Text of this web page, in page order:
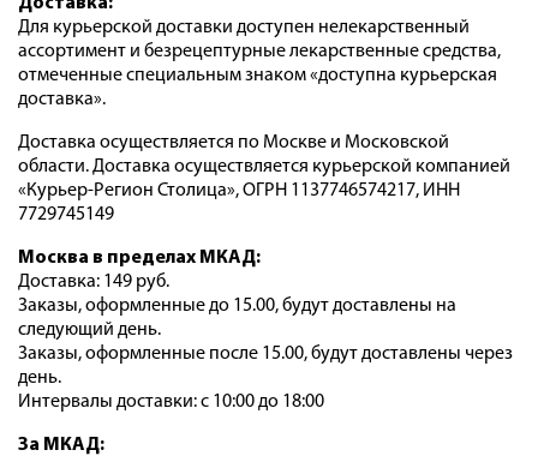
Для курьерской доставки доступен нелекарственный
ассортимент и безрецептурные лекарственные средства,
отмеченные специальным знаком «доступна курьерская
доставка».
Доставка осуществляется по Москве и Московской
области. Доставка осуществляется курьерской компанией
«Курьер-Регион Столица», ОГРН 1137746574217, ИНН
7729745149
Москва в пределах МКАД:
Доставка: 149 руб.
Заказы, оформленные до 15.00, будут доставлены на
следующий день.
Заказы, оформленные после 15.00, будут доставлены через
день.
Интервалы доставки: с 10:00 до 18:00
За МКАД: